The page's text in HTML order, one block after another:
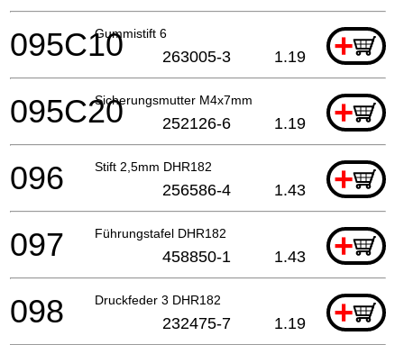
Gummistift 6 +
095C10 263005-3 1.19
Sicherungsmutter M4x7mm +
095C20 252126-6 1.19
Stift 2,5mm DHR182 +
096 256586-4 1.43
Führungstafel DHR182 +
097 458850-1 1.43
Druckfeder 3 DHR182 +
098 232475-7 1.19